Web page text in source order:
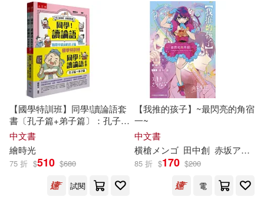
河野史代こうの史代(2)
波音(2)
深月花香(2)
溫斯頓．邱吉爾(2)
漂亮家居編輯部(2)
漫畫:加奈 原作:花果唯 角色原案:し
ヴぇ(2)
上海科學技術文獻出版社(1)
世一(1)
中信出版社(1)
中國人口出版社(1)
中國商務出版社(1)
【國學特訓班】同學!讀論語套
書〔孔子篇+弟子篇〕：孔子和
弟子化身漫畫角色聊論語，陪
你有系統的學習國學常識重
點、文言文字音字形字義、成
語、閱讀古文故事訓練思辨
力，培養中小學生國學素養。
中文書
繪時光
75 折 $510 $680
試閱
【我推的孩子】~最閃亮的角宿
一~
中文書
横槍メンゴ 田中創 赤坂アカ
85 折 $170 $200
電